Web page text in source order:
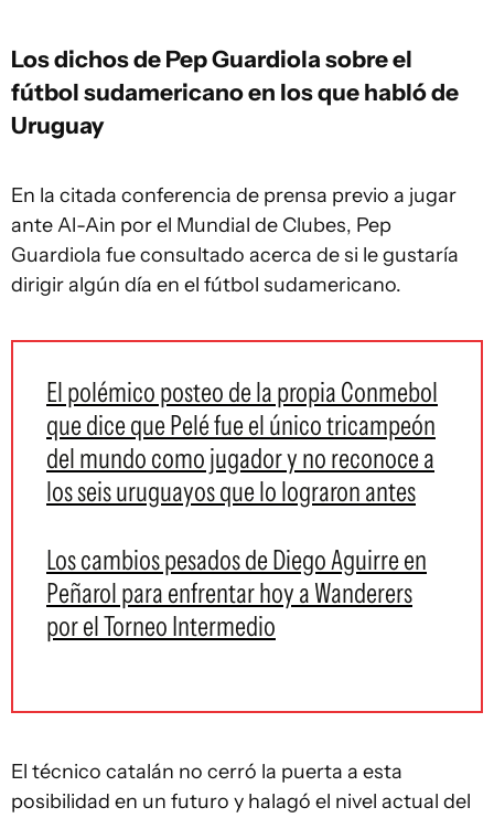
Los dichos de Pep Guardiola sobre el
fútbol sudamericano en los que habló de
Uruguay
En la citada conferencia de prensa previo a jugar
ante Al-Ain por el Mundial de Clubes, Pep
Guardiola fue consultado acerca de si le gustaría
dirigir algún día en el fútbol sudamericano.
El polémico posteo de la propia Conmebol
que dice que Pelé fue el único tricampeón
del mundo como jugador y no reconoce a
los seis uruguayos que lo lograron antes
Los cambios pesados de Diego Aguirre en
Peñarol para enfrentar hoy a Wanderers
por el Torneo Intermedio
El técnico catalán no cerró la puerta a esta
posibilidad en un futuro y halagó el nivel actual del